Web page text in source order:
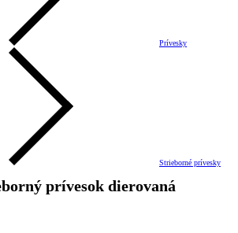
Prívesky
Strieborné prívesky
prívesok dierovaná